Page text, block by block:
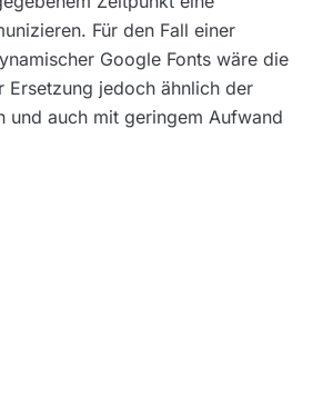
Für den Fall einer
Google Fonts wäre die
Ersetzung jedoch ähnlich der
und auch mit geringem Aufwand